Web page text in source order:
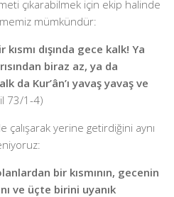
çıkarabilmek için ekip halinde
mümkündür:
dışında gece kalk! Ya
biraz az, ya da
da Kur’ân’ı yavaş yavaş ve
73/1-4)
yerine getirdiğini aynı
bir kısmının, gecenin
ve üçte birini uyanık